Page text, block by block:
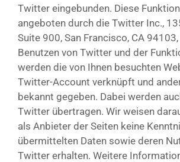
Twitter eingebunden. Diese
angeboten durch die Twitter Inc.,
Suite 900, San Francisco, CA
Benutzen von Twitter und der
werden die von Ihnen besuchten
Twitter-Account verknüpft und
bekannt gegeben. Dabei werden
Twitter übertragen. Wir weisen
als Anbieter der Seiten keine
übermittelten Daten sowie deren
Twitter erhalten. Weitere